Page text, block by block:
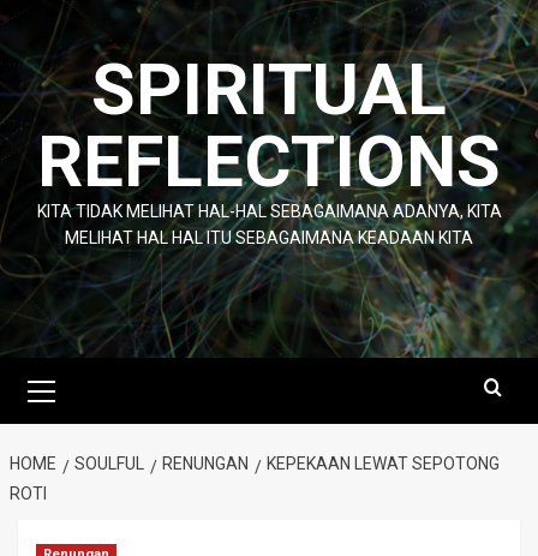
Skip
content
SPIRITUAL
REFLECTIONS
KITA TIDAK MELIHAT HAL-HAL SEBAGAIMANA ADANYA, KITA
MELIHAT HAL HAL ITU SEBAGAIMANA KEADAAN KITA
Menu
HOME SOULFUL RENUNGAN
KEPEKAAN LEWAT SEPOTONG
ROTI